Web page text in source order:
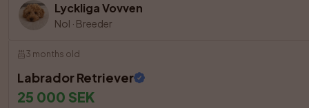
Lyckliga Vovven
Nol · Breeder
3 months old
Labrador Retriever
25 000 SEK